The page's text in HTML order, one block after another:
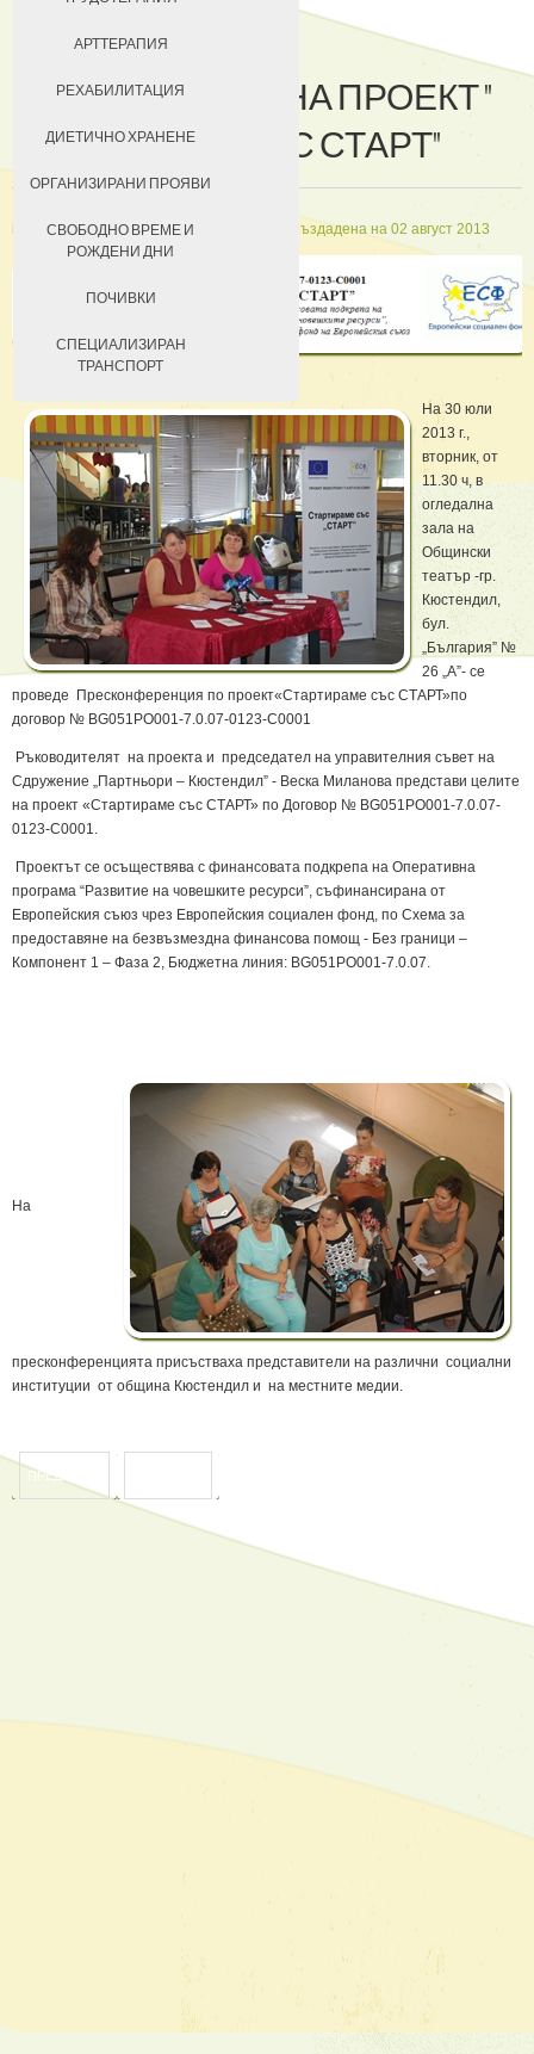
ДОБРОВОЛЦИ
ЗА КЮСТЕНДИЛ
НАСТАНЯВАНЕ
УСЛОВИЯ ЗА ПРЕБИВАВАНЕ
ТАКСИ ЗА ПРЕБИВАВАНЕ
АРТТЕРАПИЯ
РЕХАБИЛИТАЦИЯ
ДИЕТИЧНО ХРАНЕНЕ
ОРГАНИЗИРАНИ ПРОЯВИ
СВОБОДНО ВРЕМЕ И
РОЖДЕНИ ДНИ
ПОЧИВКИ
СПЕЦИАЛИЗИРАН
ТРАНСПОРТ
ПРЕДСТАВЯНЕ НА ПРОЕКТ "
СТАРИРАМЕ СЪС СТАРТ"
in Проект «Стартираме със СТАРТ» Създадена на 02 август 2013
На30 юли
2013 г.,
вторник, от
11.30 ч, в
огледална
зала на
Общински
театър -гр.
Кюстендил,
бул.
„България” №
26 „А”- се
проведе Пресконференция по проект«Стартираме със СТАРТ»по
договор № BG051PO001-7.0.07-0123-C0001
Ръководителят на проекта и председател на управителния съвет на
Сдружение „Партньори – Кюстендил” - Веска Миланова представи целите
на проект «Стартираме със СТАРТ» по Договор № BG051PO001-7.0.07-
0123-C0001.
Проектът се осъществява с финансовата подкрепа на Оперативна
програма “Развитие на човешките ресурси”, съфинансирана от
Европейския съюз чрез Европейския социален фонд, по Схема за
предоставяне на безвъзмездна финансова помощ - Без граници –
Компонент 1 – Фаза 2, Бюджетна линия: BG051PO001-7.0.07.
На
пресконференцията присъстваха представители на различни социални
институции от община Кюстендил и на местните медии.
ПРЕДИШНА